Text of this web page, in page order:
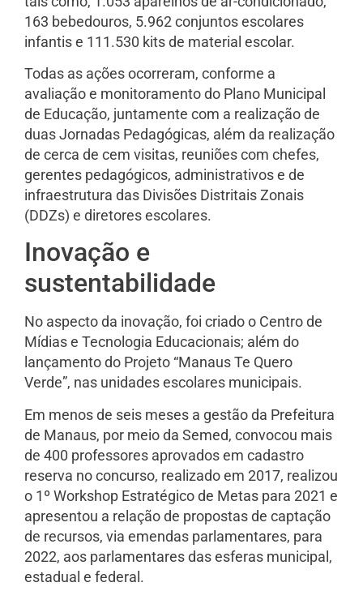
163 bebedouros, 5.962 conjuntos escolares
infantis e 111.530 kits de material escolar.
Todas as ações ocorreram, conforme a
avaliação e monitoramento do Plano Municipal
de Educação, juntamente com a realização de
duas Jornadas Pedagógicas, além da realização
de cerca de cem visitas, reuniões com chefes,
gerentes pedagógicos, administrativos e de
infraestrutura das Divisões Distritais Zonais
(DDZs) e diretores escolares.
Inovação e
sustentabilidade
No aspecto da inovação, foi criado o Centro de
Mídias e Tecnologia Educacionais; além do
lançamento do Projeto “Manaus Te Quero
Verde”, nas unidades escolares municipais.
Em menos de seis meses a gestão da Prefeitura
de Manaus, por meio da Semed, convocou mais
de 400 professores aprovados em cadastro
reserva no concurso, realizado em 2017, realizou
o 1º Workshop Estratégico de Metas para 2021 e
apresentou a relação de propostas de captação
de recursos, via emendas parlamentares, para
2022, aos parlamentares das esferas municipal,
estadual e federal.